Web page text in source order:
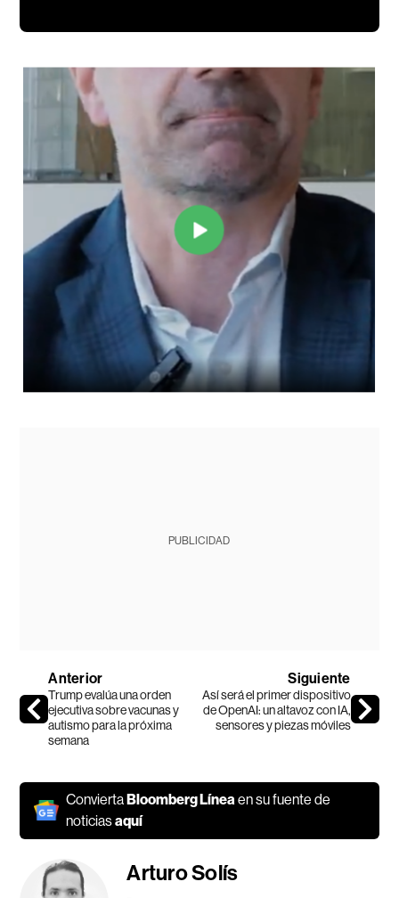
PUBLICIDAD
Anterior
Trump evalúa una orden
ejecutiva sobre vacunas y
autismo para la próxima
semana
Siguiente
Así será el primer dispositivo
de OpenAI: un altavoz con IA,
sensores y piezas móviles
ConviertaBloomberg Líneaen su fuente de
noticiasaquí
Arturo Solís